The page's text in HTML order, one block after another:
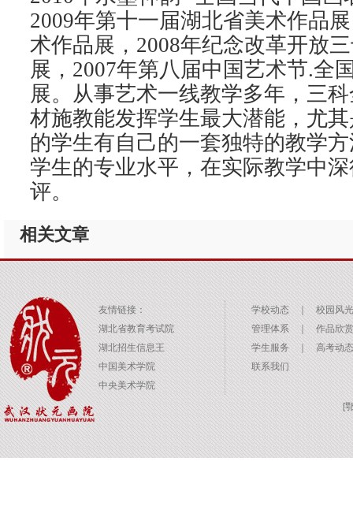
2009年第十一届湖北省美术作品
术作品展，2008年纪念改革开放
展，2007年第八届中国艺术节.全
展。从事艺术一线教学多年，三
材施教能发挥学生最大潜能，尤
的学生有自己的一套独特的教学
学生的专业水平，在实际教学中
评。
相关文章
友情链接：
湖北省教育考试院
湖北招生信息王
中国美术学院
中央美术学院
学校动态 ｜
校园风光
管理体系
｜ 作品欣赏
学生服务
｜ 高考动态
联系我们
[